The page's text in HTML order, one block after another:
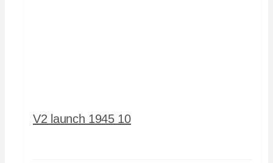
V2 launch 1945 10